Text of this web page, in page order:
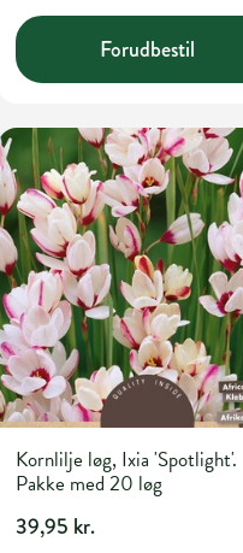
Forudbestil
Kornlilje løg, Ixia 'Spotlight'.
Pakke med 20 løg
39,95 kr.